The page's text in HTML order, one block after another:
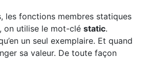
les fonctions membres statiques
on utilise le mot-clé static.
un seul exemplaire. Et quand
sa valeur. De toute façon